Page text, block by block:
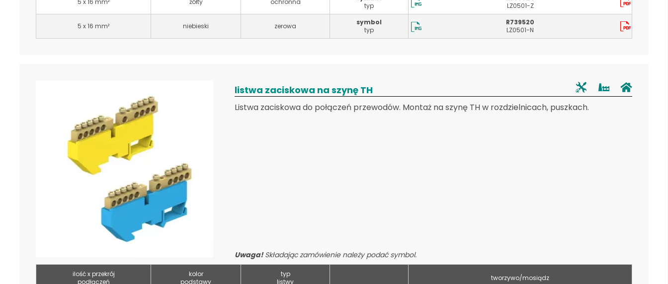
5 x 16 mm² żółty ochronna
typ
LZ0501-Z
5 x 16 mm² niebieski zerowa
symbol
typ
R739520
LZ0501-N
listwa zaciskowa na szynę TH
Listwa zaciskowa do połączeń przewodów. Montaż na szynę TH w rozdzielnicach, puszkach.
Uwaga!Składając zamówienie należy podać symbol.
ilość x przekrój
podłączeń
kolor
podstawy
typ
listwy
tworzywo/mosiądz